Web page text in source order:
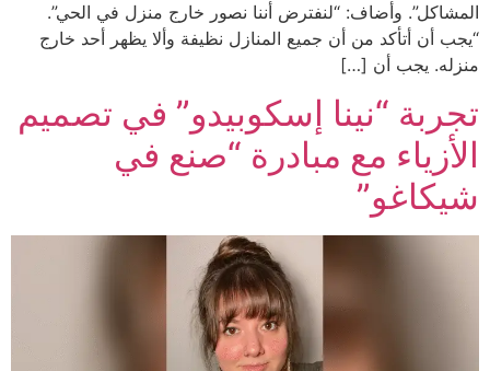
المشاكل”. وأضاف: “لنفترض أننا نصور خارج منزل في الحي”.
“يجب أن أتأكد من أن جميع المنازل نظيفة وألا يظهر أحد خارج
منزله. يجب أن […]
تجربة “نينا إسكوبيدو” في تصميم
الأزياء مع مبادرة “صنع في
شيكاغو”